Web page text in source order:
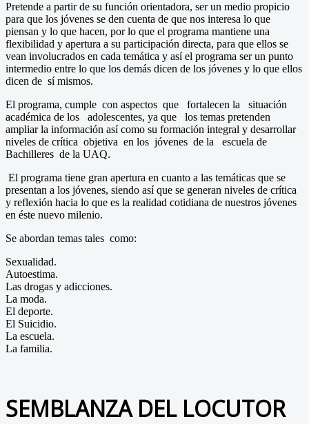
Pretende a partir de su función orientadora, ser un medio propicio
para que los jóvenes se den cuenta de que nos interesa lo que
piensan y lo que hacen, por lo que el programa mantiene una
flexibilidad y apertura a su participación directa, para que ellos se
vean involucrados en cada temática y así el programa ser un punto
intermedio entre lo que los demás dicen de los jóvenes y lo que ellos
dicen de sí mismos.
El programa, cumple con aspectos que fortalecen la situación
académica de los adolescentes, ya que los temas pretenden
ampliar la información así como su formación integral y desarrollar
niveles de crítica objetiva en los jóvenes de la escuela de
Bachilleres de la UAQ.
El programa tiene gran apertura en cuanto a las temáticas que se
presentan a los jóvenes, siendo así que se generan niveles de crítica
y reflexión hacia lo que es la realidad cotidiana de nuestros jóvenes
en éste nuevo milenio.
Se abordan temas tales como:
Sexualidad.
Autoestima.
Las drogas y adicciones.
La moda.
El deporte.
El Suicidio.
La escuela.
La familia.
SEMBLANZA DEL LOCUTOR